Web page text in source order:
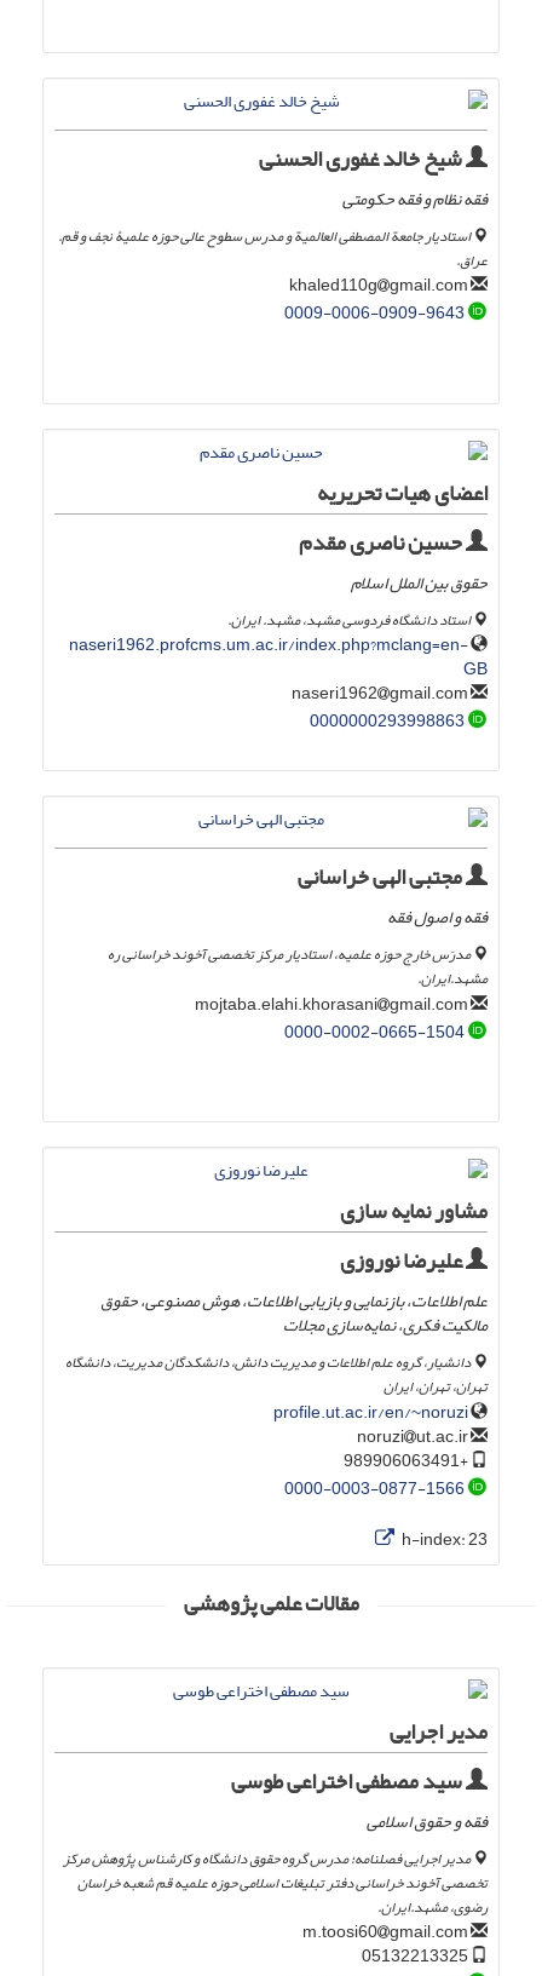
شیخ خالد غفوری الحسنی
فقه نظام و فقه حکومتی
استادیار جامعة المصطفی العالمیة و مدرس سطوح عالی حوزه علمیۀ نجف و قم.
عراق.
gmail.com
0009-0006-0909-9643
اعضای هیات تحریریه
حسین ناصری مقدم
حقوق بین الملل اسلام
استاد دانشگاه فردوسی مشهد، مشهد. ایران.
naseri1962.profcms.um.ac.ir/index.php?mclang=en-
GB
gmail.com
0000000293998863
مجتبی الهی خراسانی
فقه و اصول فقه
مدرّس خارج حوزه علمیه، استادیار مرکز تخصصی آخوند خراسانی ره
مشهد.ایران.
gmail.com
0000-0002-0665-1504
مشاور نمایه سازی
علیرضا نوروزی
علم اطلاعات، بازنمایی و بازیابی اطلاعات، هوش مصنوعی، حقوق
مالکیت فکری، نمایه‌سازی مجلات
دانشیار، گروه علم اطلاعات و مدیریت دانش، دانشکدگان مدیریت، دانشگاه
تهران، تهران، ایران
profile.ut.ac.ir/en/~noruzi
ut.ac.ir
+989906063491
0000-0003-0877-1566
h-index:23
مقالات علمی پژوهشی
مدیر اجرایی
سید مصطفی اختراعی طوسی
فقه و حقوق اسلامی
مدیر اجرایی فصلنامه؛ مدرس گروه حقوق دانشگاه و کارشناس پژوهش مرکز
تخصصی آخوند خراسانی دفتر تبلیغات اسلامی حوزه علمیه قم شعبه خراسان
رضوی، مشهد.ایران.
gmail.com